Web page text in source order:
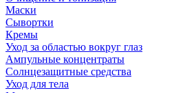
Маски
Сывортки
Кремы
Уход за областью вокруг глаз
Ампульные концентраты
Солнцезащитные средства
Уход для тела